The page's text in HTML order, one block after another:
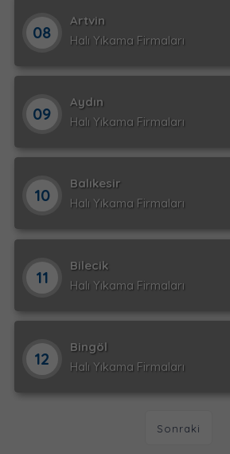
08
Artvin
Halı Yıkama Firmaları
09
Aydın
Halı Yıkama Firmaları
10
Balıkesir
Halı Yıkama Firmaları
11
Bilecik
Halı Yıkama Firmaları
12
Bingöl
Halı Yıkama Firmaları
Sonraki